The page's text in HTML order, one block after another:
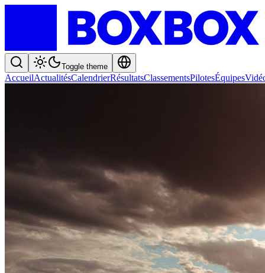
Toggle theme
AccueilActualitésCalendrierRésultatsClassementsPilotesÉquipes